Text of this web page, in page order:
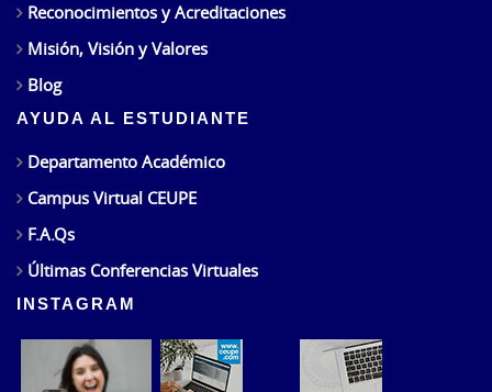
Reconocimientos y Acreditaciones
Misión, Visión y Valores
Blog
AYUDA AL ESTUDIANTE
Departamento Académico
Campus Virtual CEUPE
F.A.Qs
Últimas Conferencias Virtuales
INSTAGRAM